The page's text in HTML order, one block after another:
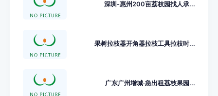
深圳-惠州200亩荔枝园找人承...
果树拉枝器开角器拉枝工具拉枝时...
广东广州增城·急出租荔枝果园...